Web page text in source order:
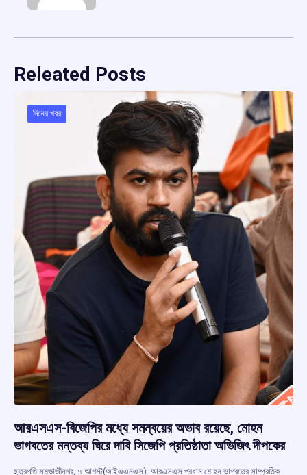
Releated Posts
দিনের খবর
আরএসএস-বিজেপির মধ্যে সমন্বয়ের অভাব রয়েছে, মোহন
ভাগবতের মন্তব্য ঘিরে দাবি সিজেপি প্রতিষ্ঠাতা অভিজিৎ দীপকের
ছত্রপতি সম্ভাজীনগর, ৭ আগস্ট(আইএএনএস): আরএসএস প্রধান মোহন ভাগবতের সাম্প্রতিক